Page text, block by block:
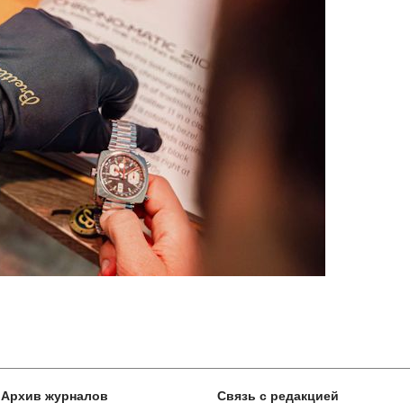
Архив журналов Связь с редакцией